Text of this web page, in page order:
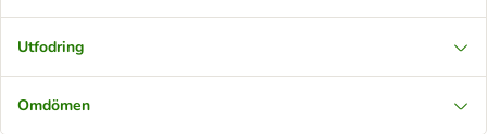
Utfodring
Omdömen